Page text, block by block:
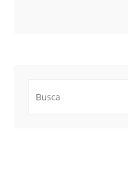
por: